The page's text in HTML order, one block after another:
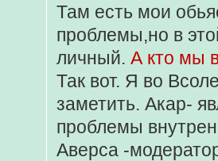
Там есть мои
проблемы,но в
личный. А кто мы
Так вот. Я во
заметить. Акар-
проблемы
Аверса -